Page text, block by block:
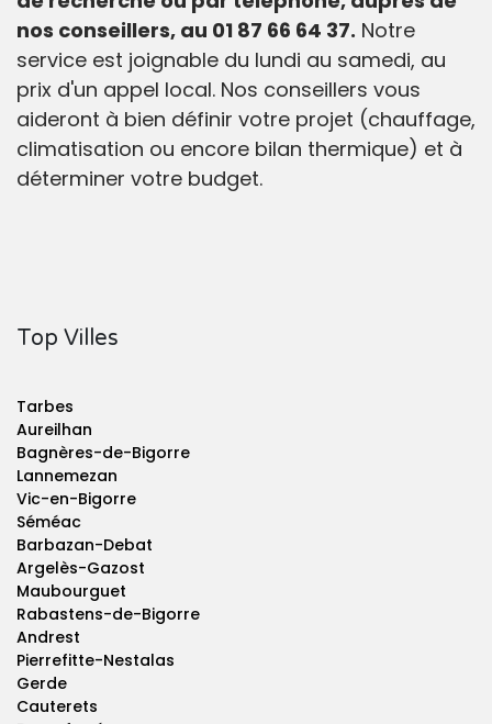
nos conseillers, au 01 87 66 64 37. Notre
service est joignable du lundi au samedi, au
prix d'un appel local. Nos conseillers vous
aideront à bien définir votre projet (chauffage,
climatisation ou encore bilan thermique) et à
déterminer votre budget.
Top Villes
Tarbes
Aureilhan
Bagnères-de-Bigorre
Lannemezan
Vic-en-Bigorre
Séméac
Barbazan-Debat
Argelès-Gazost
Maubourguet
Rabastens-de-Bigorre
Andrest
Pierrefitte-Nestalas
Gerde
Cauterets